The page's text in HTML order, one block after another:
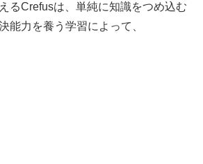
るCrefusは、単純に知識をつめ込む
能力を養う学習によって、